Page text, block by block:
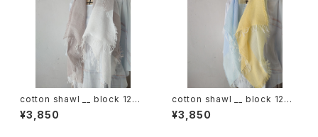
cotton shawl __ block 120
白木蓮w
¥3,850
cotton shawl __ block 120
天泣w
¥3,850